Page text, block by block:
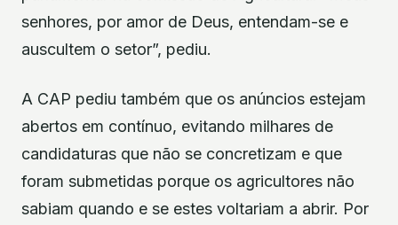
senhores, por amor de Deus, entendam-se e
auscultem o setor”, pediu.
A CAP pediu também que os anúncios estejam
abertos em contínuo, evitando milhares de
candidaturas que não se concretizam e que
foram submetidas porque os agricultores não
sabiam quando e se estes voltariam a abrir. Por